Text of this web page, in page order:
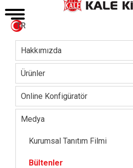
TR
Main
navigation
Hakkımızda
Yönetim Kurulu
Şirket Hakkında
Sertifikalar
Sosyal Sorumluluk
İnsan Kaynakları
Ürünler
Kilit / Silindir
Kale Akıllı Kilitler
Elektronik Kilit Grubu
Çelik Kapı
Online Konfigüratör
Medya
Kurumsal Tanıtım Filmi
Bültenler